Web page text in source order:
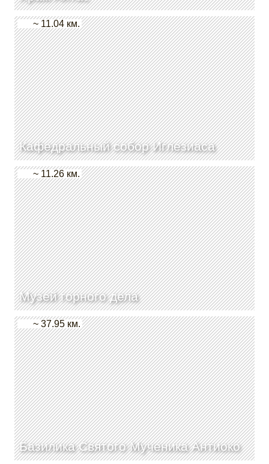
Кафедральный собор Иглезиаса
~ 11.04 км.
Музей горного дела
~ 11.26 км.
Базилика Святого Мученика Антиоко
~ 37.95 км.